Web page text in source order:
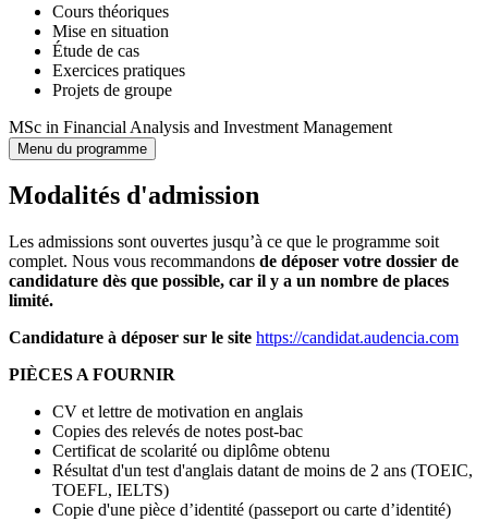
Cours théoriques
Mise en situation
Étude de cas
Exercices pratiques
Projets de groupe
MSc in Financial Analysis and Investment Management
Menu du programme
Modalités d'admission
Les admissions sont ouvertes jusqu’à ce que le programme soit
complet. Nous vous recommandons de déposer votre dossier de
candidature dès que possible, car il y a un nombre de places
limité.
Candidature à déposer sur le site https://candidat.audencia.com
PIÈCES A FOURNIR
CV et lettre de motivation en anglais
Copies des relevés de notes post-bac
Certificat de scolarité ou diplôme obtenu
Résultat d'un test d'anglais datant de moins de 2 ans (TOEIC,
TOEFL, IELTS)
Copie d'une pièce d’identité (passeport ou carte d’identité)